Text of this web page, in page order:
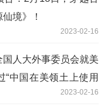
境》！
2023-02-16
国人大外事委员会就美
“中国在美领土上使用
2023-02-16